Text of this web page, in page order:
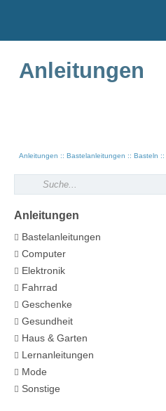
Anleitungen
Anleitungen Bastelanleitungen Basteln
Anleitungen
Bastelanleitungen
Computer
Elektronik
Fahrrad
Geschenke
Gesundheit
Haus & Garten
Lernanleitungen
Mode
Sonstige